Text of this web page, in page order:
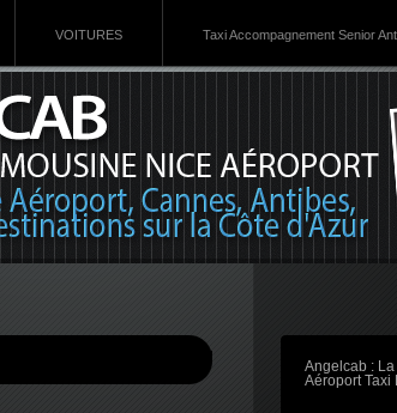
VOITURES Taxi Accompagnement Senior
Angelcab :
Aéroport Taxi